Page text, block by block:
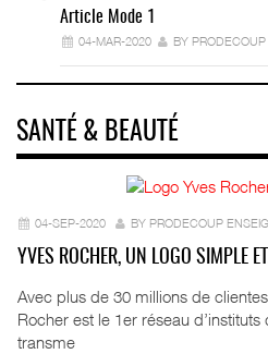
Article Mode 1
04-MAR-2020 BY
SANTÉ & BEAUTÉ
04-SEP-2020 BY PRODECOUP
YVES ROCHER, UN LOGO SIMPLE
Avec plus de 30 millions de
Rocher est le 1er réseau
transme